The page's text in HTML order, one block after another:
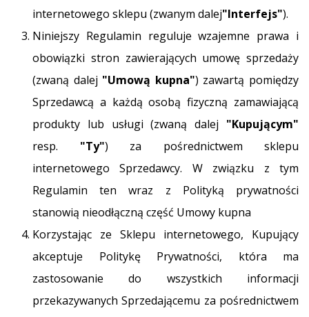
internetowego sklepu (zwanym dalej"Interfejs").
Niniejszy Regulamin reguluje wzajemne prawa i
obowiązki stron zawierających umowę sprzedaży
(zwaną dalej "Umową kupna") zawartą pomiędzy
Sprzedawcą a każdą osobą fizyczną zamawiającą
produkty lub usługi (zwaną dalej "Kupującym"
resp. "Ty") za pośrednictwem sklepu
internetowego Sprzedawcy. W związku z tym
Regulamin ten wraz z Polityką prywatności
stanowią nieodłączną część Umowy kupna
Korzystając ze Sklepu internetowego, Kupujący
akceptuje Politykę Prywatności, która ma
zastosowanie do wszystkich informacji
przekazywanych Sprzedającemu za pośrednictwem